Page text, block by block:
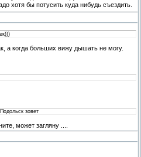
хотя бы потусить куда нибудь съездить.
а когда больших вижу дышать не могу.
зовет
может загляну ....